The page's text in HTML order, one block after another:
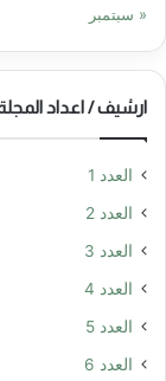
« سبتمبر
ارشيف / اعداد
العدد 1
العدد 2
العدد 3
العدد 4
العدد 5
العدد 6